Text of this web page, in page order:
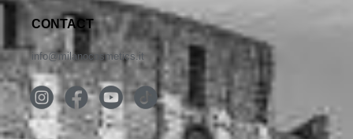
CONTACT
info@milanocosmetics.it